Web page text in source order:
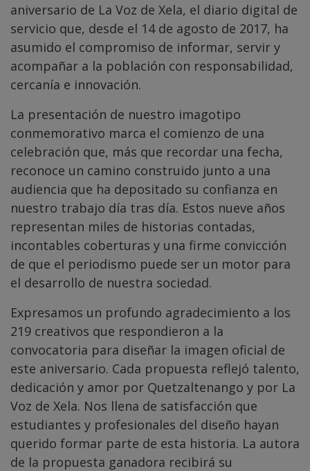
aniversario de La Voz de Xela, el diario digital de
servicio que, desde el 14 de agosto de 2017, ha
asumido el compromiso de informar, servir y
acompañar a la población con responsabilidad,
cercanía e innovación.
La presentación de nuestro imagotipo
conmemorativo marca el comienzo de una
celebración que, más que recordar una fecha,
reconoce un camino construido junto a una
audiencia que ha depositado su confianza en
nuestro trabajo día tras día. Estos nueve años
representan miles de historias contadas,
incontables coberturas y una firme convicción
de que el periodismo puede ser un motor para
el desarrollo de nuestra sociedad.
Expresamos un profundo agradecimiento a los
219 creativos que respondieron a la
convocatoria para diseñar la imagen oficial de
este aniversario. Cada propuesta reflejó talento,
dedicación y amor por Quetzaltenango y por La
Voz de Xela. Nos llena de satisfacción que
estudiantes y profesionales del diseño hayan
querido formar parte de esta historia. La autora
de la propuesta ganadora recibirá su